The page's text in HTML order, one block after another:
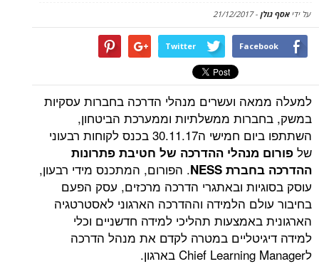
על ידיאסף גולן -
21/12/2017
Facebook
Twitter
למעלה ממאה ועשרים מנהלי הדרכה בחברות עסקיות
במשק, בחברות ממשלתיות וממערכת הביטחון,
השתתפו ביום חמישי ה30.11.17 בכנס לקוחות רבעוני
של פורום מנהלי ההדרכה של חטיבת פתרונות
ההדרכה בחברת NESS
. הפורום, המתכנס מידי רבעון,
עוסק בסוגיות ובאתגרי הדרכה מרכזים, עסק הפעם
בחיבור עולם הלמידה וההדרכה הארגוני לאסטרטגיה
הארגונית באמצעות תהליכי למידה חדשניים וכלי
למידה דיגיטליים במטרה לקדם את מנהל הדרכה
לChief Learning Manager בארגון.